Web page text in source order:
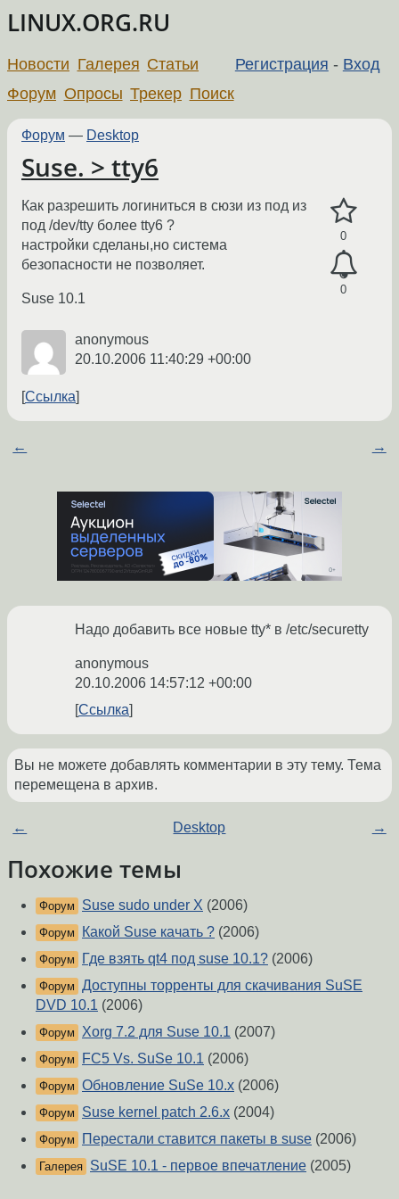
LINUX.ORG.RU
Регистрация - Вход
Новости Галерея Статьи
Форум Опросы Трекер Поиск
Форум — Desktop
Suse. > tty6
0
0
Как разрешить логиниться в сюзи из под из
под /dev/tty более tty6 ?
настройки сделаны,но система
безопасности не позволяет.
Suse 10.1
anonymous
20.10.2006 11:40:29 +00:00
Ссылка
← →
Надо добавить все новые tty* в /etc/securetty
anonymous
20.10.2006 14:57:12 +00:00
Ссылка
Вы не можете добавлять комментарии в эту тему. Тема
перемещена в архив.
← Desktop →
Похожие темы
Форум Suse sudo under X (2006)
Форум Какой Suse качать ? (2006)
Форум Где взять qt4 под suse 10.1? (2006)
Форум Доступны торренты для скачивания SuSE
DVD 10.1 (2006)
Форум Xorg 7.2 для Suse 10.1 (2007)
Форум FC5 Vs. SuSe 10.1 (2006)
Форум Обновление SuSe 10.x (2006)
Форум Suse kernel patch 2.6.x (2004)
Форум Перестали ставится пакеты в suse (2006)
Галерея SuSE 10.1 - первое впечатление (2005)